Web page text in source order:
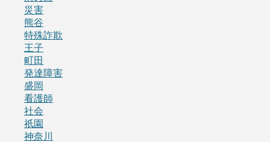
災害
熊谷
特殊詐欺
王子
町田
発達障害
盛岡
看護師
社会
祇園
神奈川